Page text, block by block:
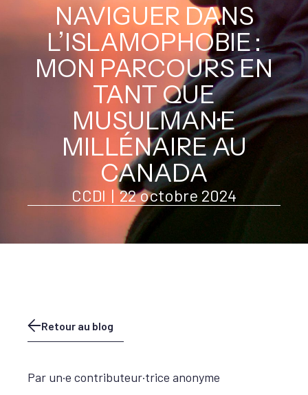
NAVIGUER DANS
L’ISLAMOPHOBIE :
MON PARCOURS EN
TANT QUE
MUSULMAN·E
MILLÉNAIRE AU
CANADA
CCDI | 22 octobre 2024
Retour au blog
Par un·e contributeur·trice anonyme